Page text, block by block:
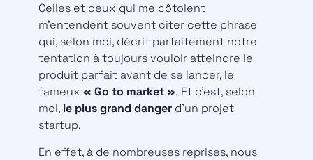
Celles et ceux qui me côtoient
m’entendent souvent citer cette phrase
qui, selon moi, décrit parfaitement notre
tentation à toujours vouloir atteindre le
produit parfait avant de se lancer, le
fameux « Go to market ». Et c’est, selon
moi, le plus grand dangerd’un projet
startup.
En effet, à de nombreuses reprises, nous